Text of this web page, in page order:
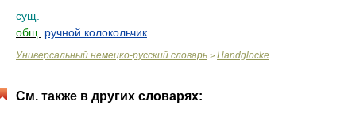
сущ.
общ.
ручной колокольчик
Универсальный немецко-русский словарь > Handglocke
См. также в других словарях: